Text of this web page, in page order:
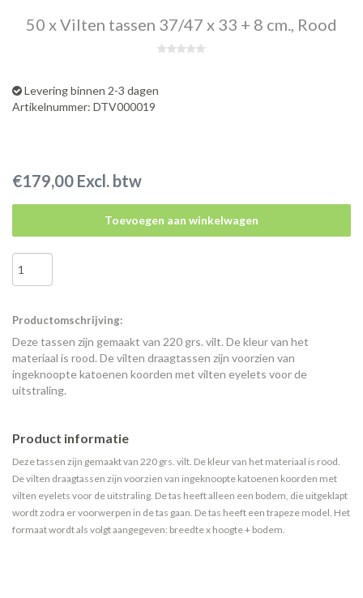
50 x Vilten tassen 37/47 x 33 + 8 cm., Rood
Levering binnen 2-3 dagen
Artikelnummer: DTV000019
€179,00 Excl. btw
Toevoegen aan winkelwagen
Productomschrijving:
Deze tassen zijn gemaakt van 220 grs. vilt. De kleur van het
materiaal is rood. De vilten draagtassen zijn voorzien van
ingeknoopte katoenen koorden met vilten eyelets voor de
uitstraling.
Product informatie
Deze tassen zijn gemaakt van 220 grs. vilt. De kleur van het materiaal is rood.
De vilten draagtassen zijn voorzien van ingeknoopte katoenen koorden met
vilten eyelets voor de uitstraling. De tas heeft alleen een bodem, die uitgeklapt
wordt zodra er voorwerpen in de tas gaan. De tas heeft een trapeze model. Het
formaat wordt als volgt aangegeven: breedte x hoogte + bodem.